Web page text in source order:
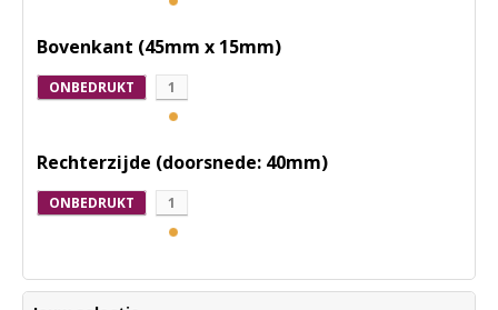
Bovenkant (45mm x 15mm)
ONBEDRUKT 1
Rechterzijde (doorsnede: 40mm)
ONBEDRUKT 1